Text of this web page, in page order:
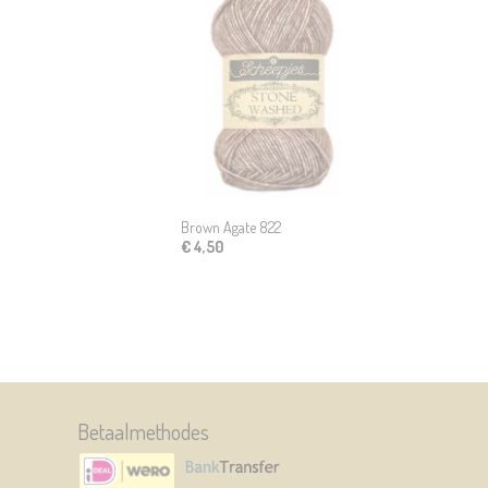
Brown Agate 822
€ 4,50
Betaalmethodes